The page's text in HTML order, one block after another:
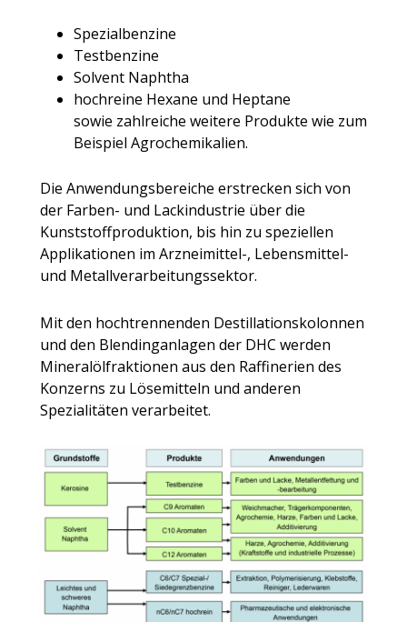
Spezialbenzine
Testbenzine
Solvent Naphtha
hochreine Hexane und Heptane
sowie zahlreiche weitere Produkte wie zum
Beispiel Agrochemikalien.
Die Anwendungsbereiche erstrecken sich von
der Farben- und Lackindustrie über die
Kunststoffproduktion, bis hin zu speziellen
Applikationen im Arzneimittel-, Lebensmittel-
und Metallverarbeitungssektor.
Mit den hochtrennenden Destillationskolonnen
und den Blendinganlagen der DHC werden
Mineralölfraktionen aus den Raffinerien des
Konzerns zu Lösemitteln und anderen
Spezialitäten verarbeitet.